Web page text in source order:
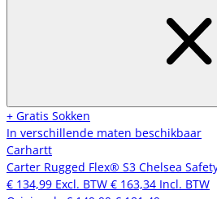
+ Gratis Sokken
In verschillende maten beschikbaar
Carhartt
Carter Rugged Flex® S3 Chelsea
€ 134,99 Excl. BTW € 163,34 Incl. BTW